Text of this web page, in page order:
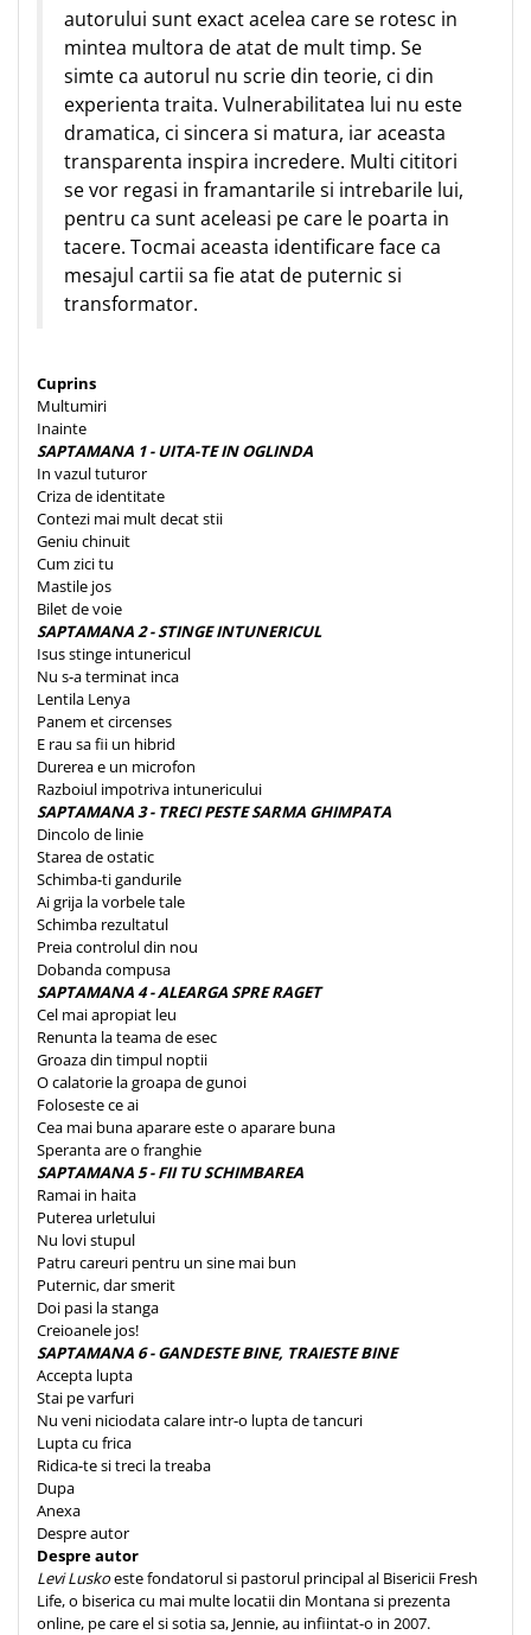
autorului sunt exact acelea care se rotesc in
mintea multora de atat de mult timp. Se
simte ca autorul nu scrie din teorie, ci din
experienta traita. Vulnerabilitatea lui nu este
dramatica, ci sincera si matura, iar aceasta
transparenta inspira incredere. Multi cititori
se vor regasi in framantarile si intrebarile lui,
pentru ca sunt aceleasi pe care le poarta in
tacere. Tocmai aceasta identificare face ca
mesajul cartii sa fie atat de puternic si
transformator.
Cuprins
Multumiri
Inainte
SAPTAMANA 1 - UITA-TE IN OGLINDA
In vazul tuturor
Criza de identitate
Contezi mai mult decat stii
Geniu chinuit
Cum zici tu
Mastile jos
Bilet de voie
SAPTAMANA 2 - STINGE INTUNERICUL
Isus stinge intunericul
Nu s-a terminat inca
Lentila Lenya
Panem et circenses
E rau sa fii un hibrid
Durerea e un microfon
Razboiul impotriva intunericului
SAPTAMANA 3 - TRECI PESTE SARMA GHIMPATA
Dincolo de linie
Starea de ostatic
Schimba-ti gandurile
Ai grija la vorbele tale
Schimba rezultatul
Preia controlul din nou
Dobanda compusa
SAPTAMANA 4 - ALEARGA SPRE RAGET
Cel mai apropiat leu
Renunta la teama de esec
Groaza din timpul noptii
O calatorie la groapa de gunoi
Foloseste ce ai
Cea mai buna aparare este o aparare buna
Speranta are o franghie
SAPTAMANA 5 - FII TU SCHIMBAREA
Ramai in haita
Puterea urletului
Nu lovi stupul
Patru careuri pentru un sine mai bun
Puternic, dar smerit
Doi pasi la stanga
Creioanele jos!
SAPTAMANA 6 - GANDESTE BINE, TRAIESTE BINE
Accepta lupta
Stai pe varfuri
Nu veni niciodata calare intr-o lupta de tancuri
Lupta cu frica
Ridica-te si treci la treaba
Dupa
Anexa
Despre autor
Despre autor
Levi Luskoeste fondatorul si pastorul principal al Bisericii Fresh
Life, o biserica cu mai multe locatii din Montana si prezenta
online, pe care el si sotia sa, Jennie, au infiintat-o in 2007.